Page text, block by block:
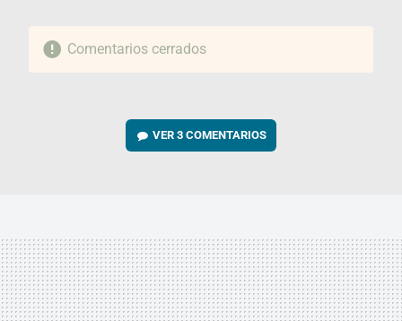
Comentarios cerrados
VER3 COMENTARIOS